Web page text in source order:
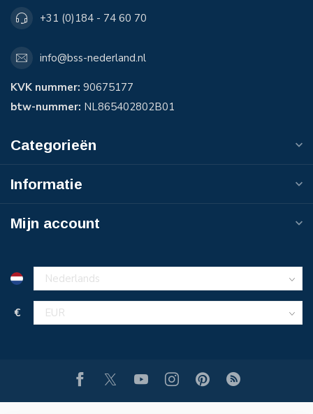
+31 (0)184 - 74 60 70
info@bss-nederland.nl
KVK nummer: 90675177
btw-nummer: NL865402802B01
Categorieën
Informatie
Mijn account
€